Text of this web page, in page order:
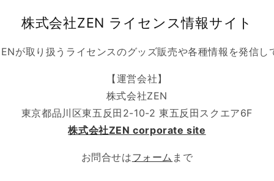
株式会社ZEN ライセンス情報サイト
が取り扱うライセンスのグッズ販売や各種情報を発信し
【運営会社】
株式会社ZEN
東京都品川区東五反田2-10-2 東五反田スクエア6F
株式会社ZEN corporate site
お問合せはフォーム まで